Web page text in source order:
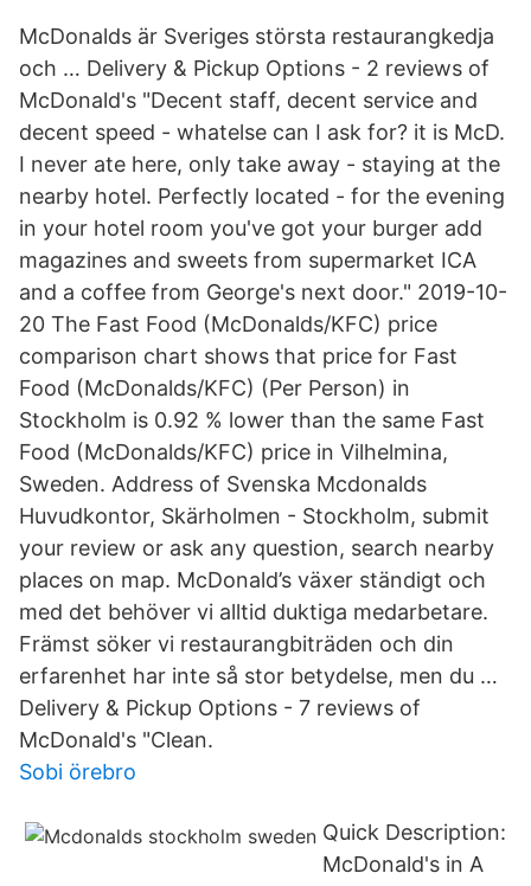
McDonalds är Sveriges största restaurangkedja
och … Delivery & Pickup Options - 2 reviews of
McDonald's "Decent staff, decent service and
decent speed - whatelse can I ask for? it is McD.
I never ate here, only take away - staying at the
nearby hotel. Perfectly located - for the evening
in your hotel room you've got your burger add
magazines and sweets from supermarket ICA
and a coffee from George's next door." 2019-10-
20 The Fast Food (McDonalds/KFC) price
comparison chart shows that price for Fast
Food (McDonalds/KFC) (Per Person) in
Stockholm is 0.92 % lower than the same Fast
Food (McDonalds/KFC) price in Vilhelmina,
Sweden. Address of Svenska Mcdonalds
Huvudkontor, Skärholmen - Stockholm, submit
your review or ask any question, search nearby
places on map. McDonald’s växer ständigt och
med det behöver vi alltid duktiga medarbetare.
Främst söker vi restaurangbiträden och din
erfarenhet har inte så stor betydelse, men du …
Delivery & Pickup Options - 7 reviews of
McDonald's "Clean.
Sobi örebro
Quick Description:
McDonald's in A